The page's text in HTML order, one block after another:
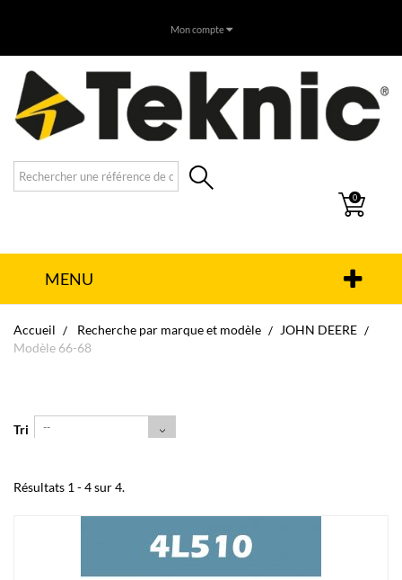
Mon compte
0
MENU
Accueil Recherche par marque et modèle
JOHN DEERE
Modèle 66-68
Tri --
Résultats 1 - 4 sur 4.